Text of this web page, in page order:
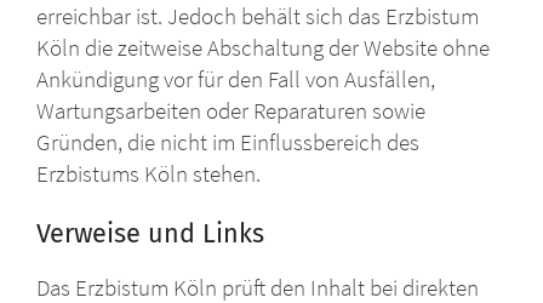
erreichbar ist. Jedoch behält sich das Erzbistum
Köln die zeitweise Abschaltung der Website ohne
Ankündigung vor für den Fall von Ausfällen,
Wartungsarbeiten oder Reparaturen sowie
Gründen, die nicht im Einflussbereich des
Erzbistums Köln stehen.
Verweise und Links
Das Erzbistum Köln prüft den Inhalt bei direkten